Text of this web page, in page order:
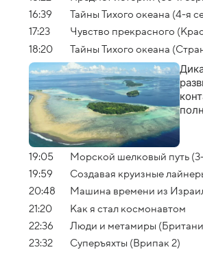
16:39
Тайны Тихого океана (4-я
17:23
Чувство прекрасного
18:20
Тайны Тихого океана
19:05
Морской шелковый путь
19:59
Создавая круизные
20:48
Машина времени из
21:20
Как я стал космонавтом
22:36
Люди и метамиры
23:32
Суперъяхты (Врипак 2)